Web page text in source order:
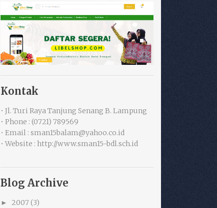
Kontak
• Jl. Turi Raya Tanjung Senang B. Lampung
• Phone : (0721) 789569
• Email : sman15balam@yahoo.co.id
• Website : http://www.sman15-bdl.sch.id
Blog Archive
► 2007 (3)